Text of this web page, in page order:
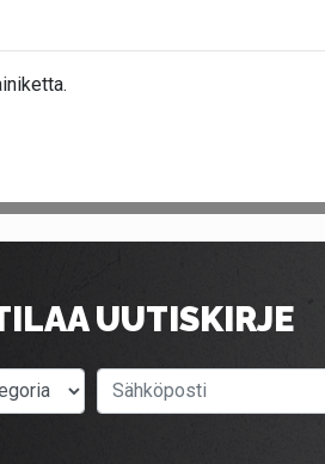
UUTISKIRJE
tuotekategoria